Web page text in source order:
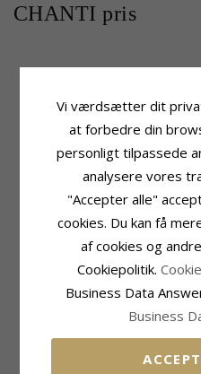
CHANTI pris
Tillægsord: Firkantet
Zirkon
Vedhæng:Vedhæng
Sølv
Blank
Leveringstid
Leveringstid:2-3 Hverdage
MEST
Vi værdsætter dit
at forbedre din
personligt tilpassede
analysere vores
"Accepter alle"
cookies. Du kan få
af cookies og
Cookiepolitik.
Business Data
Business